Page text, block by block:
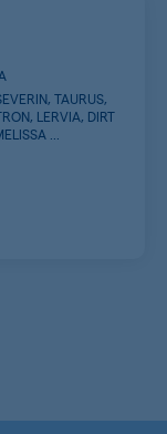
TAURUS,
LERVIA, DIRT
...